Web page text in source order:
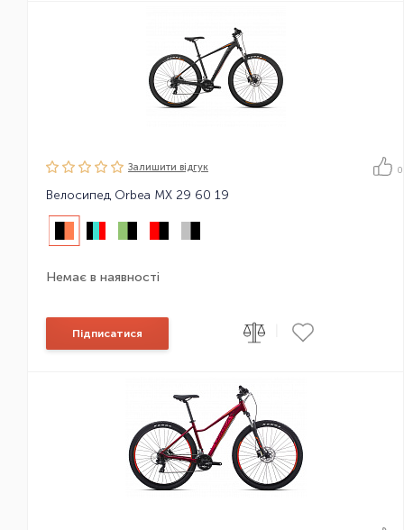
Залишити вiдгук 0
Велосипед Orbea MX 29 60 19
Немає в наявності
Підписатися